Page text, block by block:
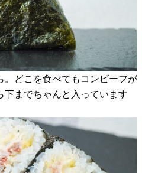
。どこを食べてもコンビーフが
下までちゃんと入っています